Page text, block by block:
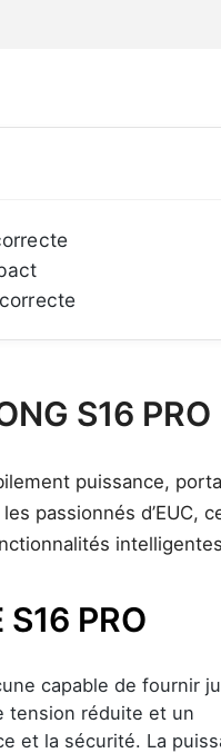
S16 PRO
puissance,
passionnés d’EUC,
S16 PRO
capable de fournir
tension réduite et un
et la sécurité. La